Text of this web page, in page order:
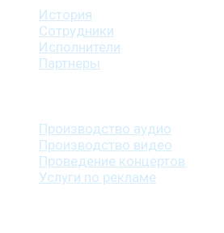
История
Сотрудники
Исполнители
Партнеры
Производство аудио
Производство видео
Проведение концертов
Услуги по рекламе